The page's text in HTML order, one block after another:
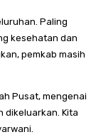
Paling
kesehatan dan
pemkab masih
Pusat, mengenai
dikeluarkan. Kita